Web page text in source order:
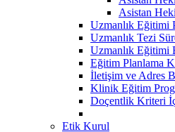
Asistan
Uzmanlık Eğitimi
Uzmanlık Tezi
Uzmanlık Eğitimi
Eğitim Planlama
İletişim ve Adres
Klinik Eğitim
Doçentlik Kriteri
Etik Kurul